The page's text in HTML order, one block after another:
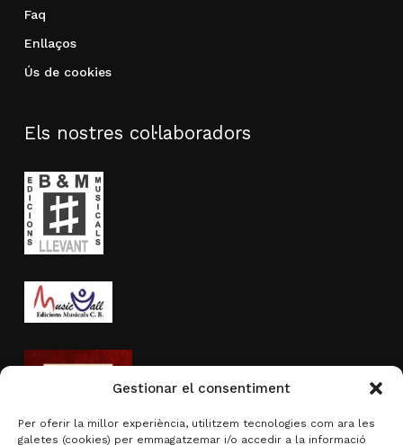
Gestionar el consentiment
Per oferir la millor experiència, utilitzem tecnologies com ara les
galetes (cookies) per emmagatzemar i/o accedir a la informació
Faq
Enllaços
Ús de cookies
Els nostres col·laboradors